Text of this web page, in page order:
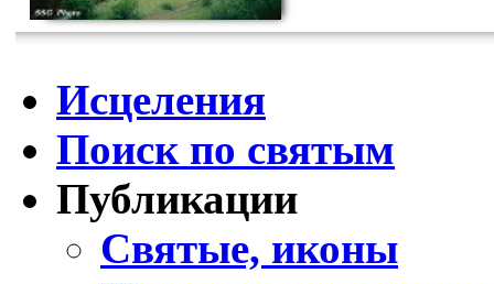
Исцеления
Поиск по святым
Публикации
Святые, иконы